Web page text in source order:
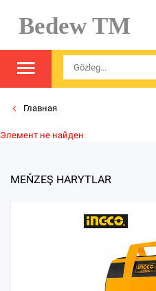
Bedew TM
Главная
Элемент не найден
MEŇZEŞ HARYTLAR